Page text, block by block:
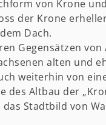
von Krone
der Krone
Dach.
Gegensätzen
alten und
weiterhin von
Altbau der
Stadtbild von